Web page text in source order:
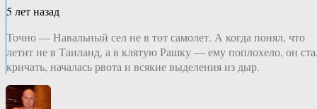
5 лет назад
Точно — Навальный сел не в тот самолет. А когда понял, что
летит не в Таиланд, а в клятую Рашку — ему поплохело, он
кричать, началась рвота и всякие выделения из дыр.